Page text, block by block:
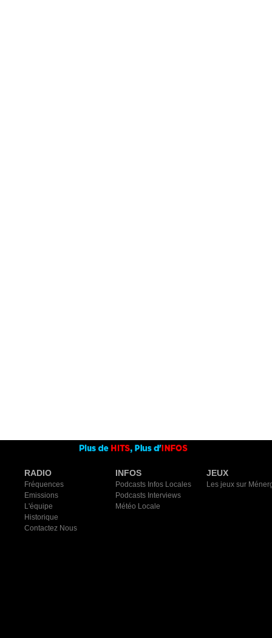
RADIO
Fréquences
Emissions
L'équipe
Historique
Contactez Nous
INFOS
Podcasts Infos Locales
Podcasts Interviews
Météo Locale
JEUX
Les jeux sur